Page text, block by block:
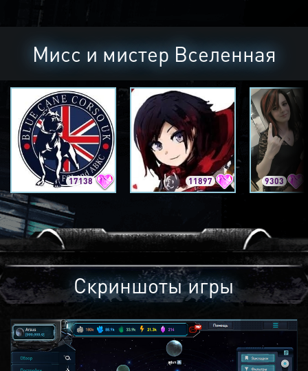
Мисс и мистер Вселенная
17138 11897 9303
Скриншоты игры